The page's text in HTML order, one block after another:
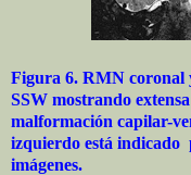
Figura 6. RMN coronal
SSW mostrando
malformación capilar-
izquierdo está indicado
imágenes.